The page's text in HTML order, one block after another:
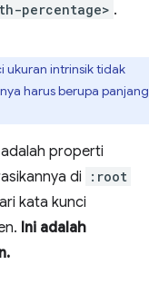
percentage> .
ukuran intrinsik tidak
harus berupa panjang
adalah properti
di
:root
kata kunci
Ini adalah